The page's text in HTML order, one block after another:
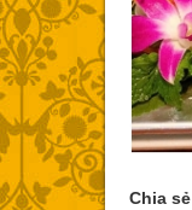
Chia sẻ